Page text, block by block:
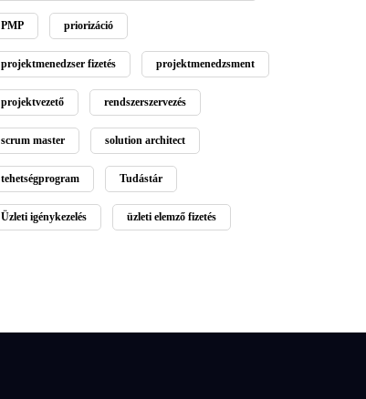
PMP priorizáció
projektmenedzser fizetés projektmenedzsment
projektvezető rendszerszervezés
scrum master solution architect
tehetségprogram Tudástár
Üzleti igénykezelés üzleti elemző fizetés